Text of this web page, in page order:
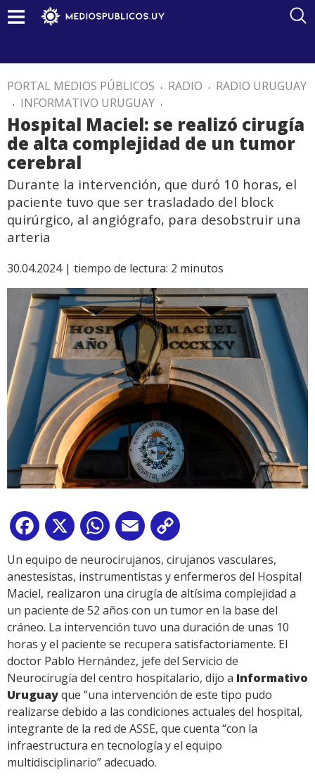
PORTAL MEDIOS PÚBLICOS . RADIO . RADIO URUGUAY
. INFORMATIVO URUGUAY .
Hospital Maciel: se realizó cirugía
de alta complejidad de un tumor
cerebral
Durante la intervención, que duró 10 horas, el
paciente tuvo que ser trasladado del block
quirúrgico, al angiógrafo, para desobstruir una
arteria
30.04.2024 | tiempo de lectura: 2 minutos
Facebook
X WhatsApp
Email
Link
Un equipo de neurocirujanos, cirujanos vasculares,
anestesistas, instrumentistas y enfermeros del Hospital
Maciel, realizaron una cirugía de altísima complejidad a
un paciente de 52 años con un tumor en la base del
cráneo. La intervención tuvo una duración de unas 10
horas y el paciente se recupera satisfactoriamente. El
doctor Pablo Hernández, jefe del Servicio de
Neurocirugía del centro hospitalario, dijo a Informativo
Uruguayque “una intervención de este tipo pudo
realizarse debido a las condiciones actuales del hospital,
integrante de la red de ASSE, que cuenta “con la
infraestructura en tecnología y el equipo
multidisciplinario” adecuado.